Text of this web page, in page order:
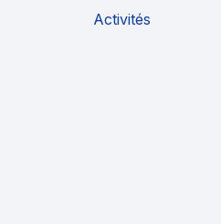
Activités